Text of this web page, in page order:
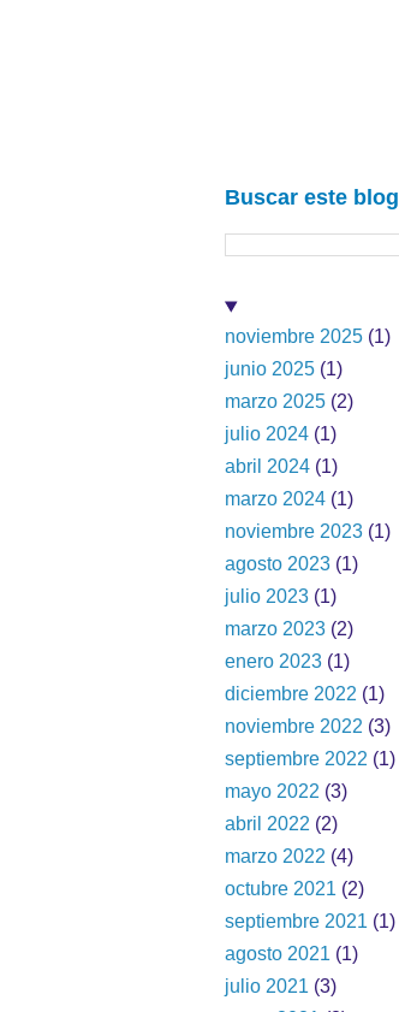
Buscar este blog
noviembre 2025 (1)
junio 2025 (1)
marzo 2025 (2)
julio 2024 (1)
abril 2024 (1)
marzo 2024 (1)
noviembre 2023 (1)
agosto 2023 (1)
julio 2023 (1)
marzo 2023 (2)
enero 2023 (1)
diciembre 2022 (1)
noviembre 2022 (3)
septiembre 2022 (1)
mayo 2022 (3)
abril 2022 (2)
marzo 2022 (4)
octubre 2021 (2)
septiembre 2021 (1)
agosto 2021 (1)
julio 2021 (3)